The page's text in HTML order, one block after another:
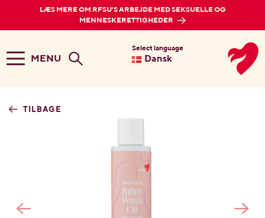
LÆS MERE OM RFSU'S ARBEJDE MED SEKSUELLE OG
MENNESKERETTIGHEDER
MENU
Select language
Dansk
TILBAGE